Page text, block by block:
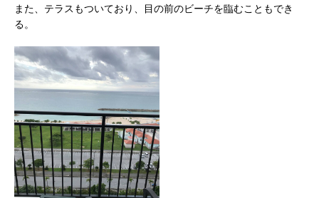
また、テラスもついており、目の前のビーチを臨むこともでき
る。